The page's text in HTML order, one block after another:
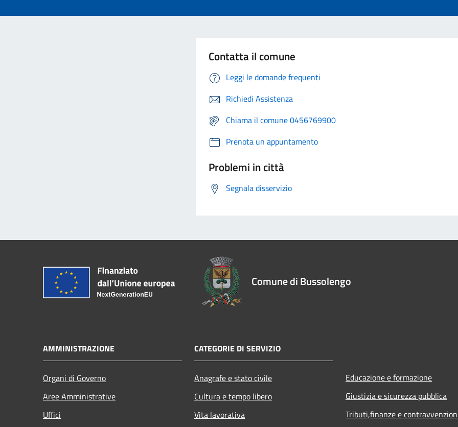
Contatta il comune
Leggi le domande frequenti
Richiedi Assistenza
Chiama il comune 0456769900
Prenota un appuntamento
Problemi in città
Segnala disservizio
Comune di Bussolengo
AMMINISTRAZIONE
Organi di Governo
Aree Amministrative
Uffici
CATEGORIE DI SERVIZIO
Anagrafe e stato civile
Cultura e tempo libero
Vita lavorativa
Educazione e formazione
Giustizia e sicurezza pubblica
Tributi,finanze e